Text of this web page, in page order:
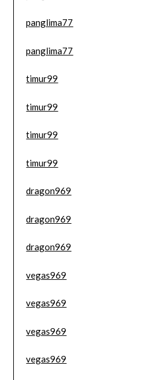
panglima77
panglima77
timur99
timur99
timur99
timur99
dragon969
dragon969
dragon969
vegas969
vegas969
vegas969
vegas969